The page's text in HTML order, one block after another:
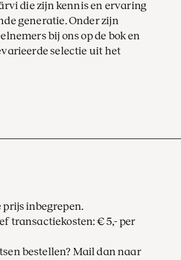
die zijn kennis en ervaring
generatie. Onder zijn
bij ons op de bok en
selectie uit het
de fascinerende interactie
, lees de interviews met de
heeft om
prijs inbegrepen.
transactiekosten: € 5,- per
bestellen? Mail dan naar